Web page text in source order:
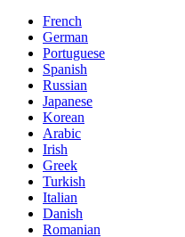
French
German
Portuguese
Spanish
Russian
Japanese
Korean
Arabic
Irish
Greek
Turkish
Italian
Danish
Romanian